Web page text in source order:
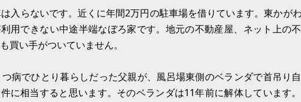
入らないです。近くに年間2万円の駐車場を借りています。東かが
用できない中途半端なぼろ家です。地元の不動産屋、ネット上の
買い手がついていません。
病でひとり暮らしだった父親が、風呂場東側のベランダで首吊り
に相当すると思います。そのベランダは11年前に解体しています